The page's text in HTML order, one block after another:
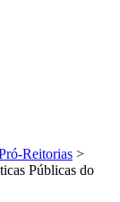
Reitorias >
Públicas do